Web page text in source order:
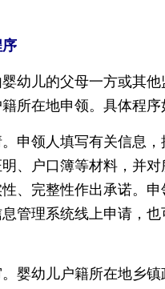
儿的父母一方或其他
所在地申领。具体程序
领人填写有关信息，
、户口簿等材料，并
、完整性作出承诺。申
管理系统线上申请，也
幼儿户籍所在地乡镇